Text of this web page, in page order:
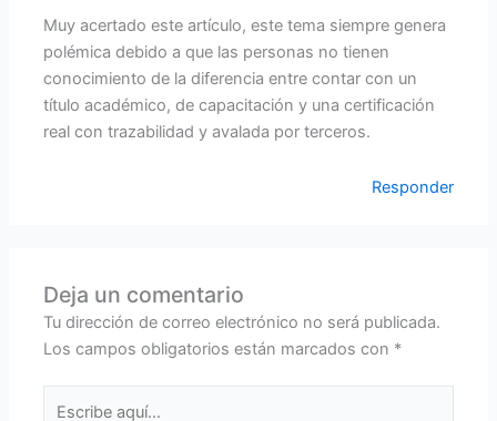
Muy acertado este artículo, este tema siempre genera
polémica debido a que las personas no tienen
conocimiento de la diferencia entre contar con un
título académico, de capacitación y una certificación
real con trazabilidad y avalada por terceros.
Responder
Deja un comentario
Tu dirección de correo electrónico no será publicada.
Los campos obligatorios están marcados con *